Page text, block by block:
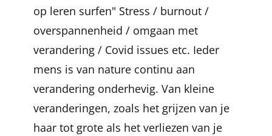
op leren surfen" Stress / burnout /
overspannenheid / omgaan met
verandering / Covid issues etc. Ieder
mens is van nature continu aan
verandering onderhevig. Van kleine
veranderingen, zoals het grijzen van je
haar tot grote als het verliezen van je